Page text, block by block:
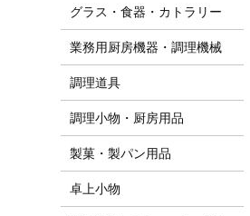
グラス・食器・カトラリー
業務用厨房機器・調理機械
調理道具
調理小物・厨房用品
製菓・製パン用品
卓上小物